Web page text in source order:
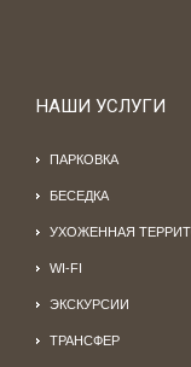
НАШИ УСЛУГИ
ПАРКОВКА
БЕСЕДКА
УХОЖЕННАЯ
WI-FI
ЭКСКУРСИИ
ТРАНСФЕР